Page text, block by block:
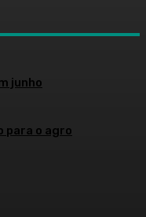
junho
para o agro